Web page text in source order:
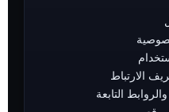
الارتباط
التابعة